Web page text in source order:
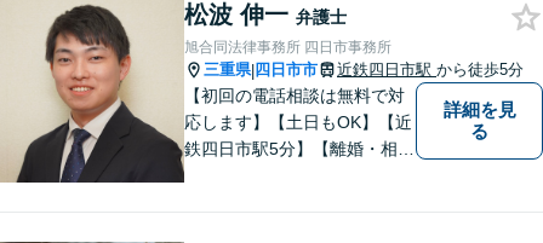
して、一緒に解決方法を考え
る手助けをさせていただけれ
ばと思いますので、お気軽に
ご相談ください。
松波 伸一 弁護士
旭合同法律事務所 四日市事務所
三重県| 四日市市 近鉄四日市駅 から徒歩5分
【初回の電話相談は無料で対
応します】【土日もOK】【近
鉄四日市駅5分】【離婚・相続
詳細を見
る